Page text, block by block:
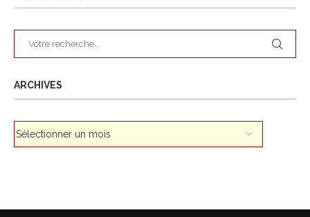
ARCHIVES